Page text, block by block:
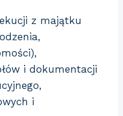
z majątku
i dokumentacji
i